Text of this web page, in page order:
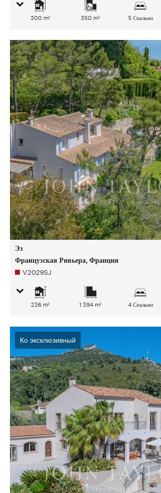
300 m² 350 m² 5 Спальни
Эз
Французская Ривьера, Франция
V2029SJ
236 m² 1 394 m² 4 Спальни
Ко эксклюзивный